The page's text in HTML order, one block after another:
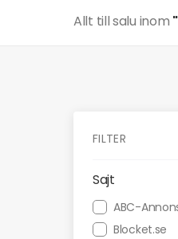
Allt till salu inom
FILTER
Sajt
ABC-
Blocket.se